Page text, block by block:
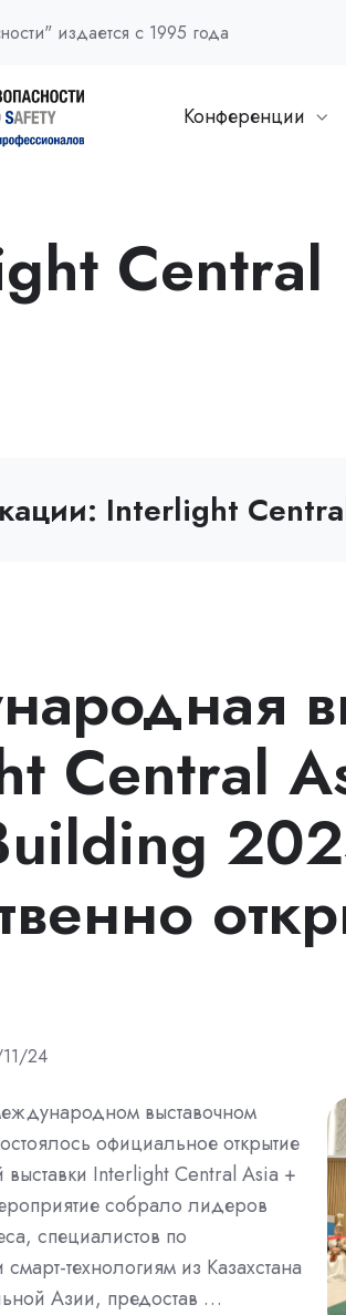
издается с 1995 года
Конференции
Central
Interlight
Central
24
выставочном
официальное открытие
Interlight Central Asia +
собрало лидеров
специалистов по
технологиям из Казахстана
Азии, предостав …